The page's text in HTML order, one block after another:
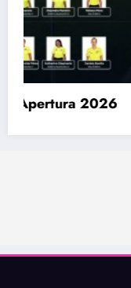
Arranca el
nuevo
agosto 6, 2026